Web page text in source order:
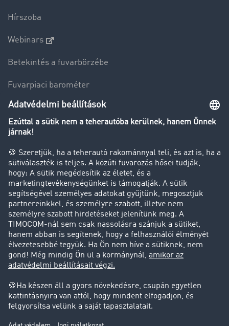
Hírszoba
Webinars
Betekintés a fuvarbörzébe
Fuvarpiaci barométer
Transzportlexikon
Tehergépkocsi-forgalomkorlátozás
Cég
Sikertörténetek
Ügyfél hoz ügyfelet
Jogi információk
Impresszum
Adatvédelem
süti-beállítások